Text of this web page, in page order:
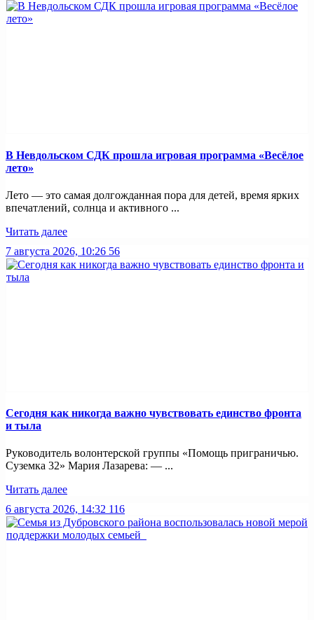
В Невдольском СДК прошла игровая программа «Весёлое
лето»
Лето — это самая долгожданная пора для детей, время ярких
впечатлений, солнца и активного ...
Читать далее
7 августа 2026, 10:26 56
Сегодня как никогда важно чувствовать единство фронта
и тыла
Руководитель волонтерской группы «Помощь приграничью.
Суземка 32» Мария Лазарева: — ...
Читать далее
6 августа 2026, 14:32 116